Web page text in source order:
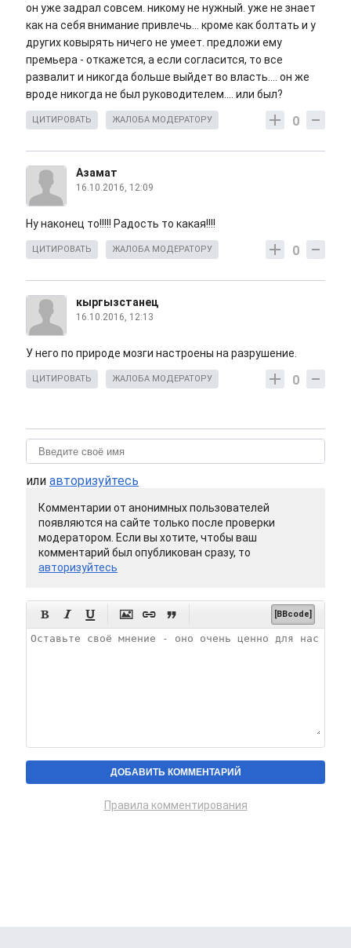
он уже задрал совсем. никому не нужный. уже не знает
как на себя внимание привлечь... кроме как болтать и у
других ковырять ничего не умеет. предложи ему
премьера - откажется, а если согласится, то все
развалит и никогда больше выйдет во власть.... он же
вроде никогда не был руководителем.... или был?
0
ЦИТИРОВАТЬ ЖАЛОБА МОДЕРАТОРУ
Азамат
16.10.2016, 12:09
Ну наконец то!!!!! Радость то какая!!!!
0
ЦИТИРОВАТЬ ЖАЛОБА МОДЕРАТОРУ
кыргызстанец
16.10.2016, 12:13
У него по природе мозги настроены на разрушение.
0
ЦИТИРОВАТЬ ЖАЛОБА МОДЕРАТОРУ
или авторизуйтесь
Комментарии от анонимных пользователей
появляются на сайте только после проверки
модератором. Если вы хотите, чтобы ваш
комментарий был опубликован сразу, то
авторизуйтесь
      [BBcode]
Правила комментирования